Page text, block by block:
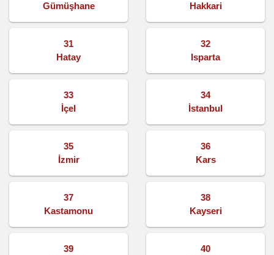
Gümüşhane
Hakkari
31
Hatay
32
Isparta
33
İçel
34
İstanbul
35
İzmir
36
Kars
37
Kastamonu
38
Kayseri
39
40